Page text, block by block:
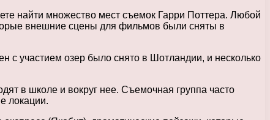
найти множество мест съемок Гарри Поттера. Любой
внешние сцены для фильмов были сняты в
с участием озер было снято в Шотландии, и несколько
в школе и вокруг нее. Съемочная группа часто
локации.